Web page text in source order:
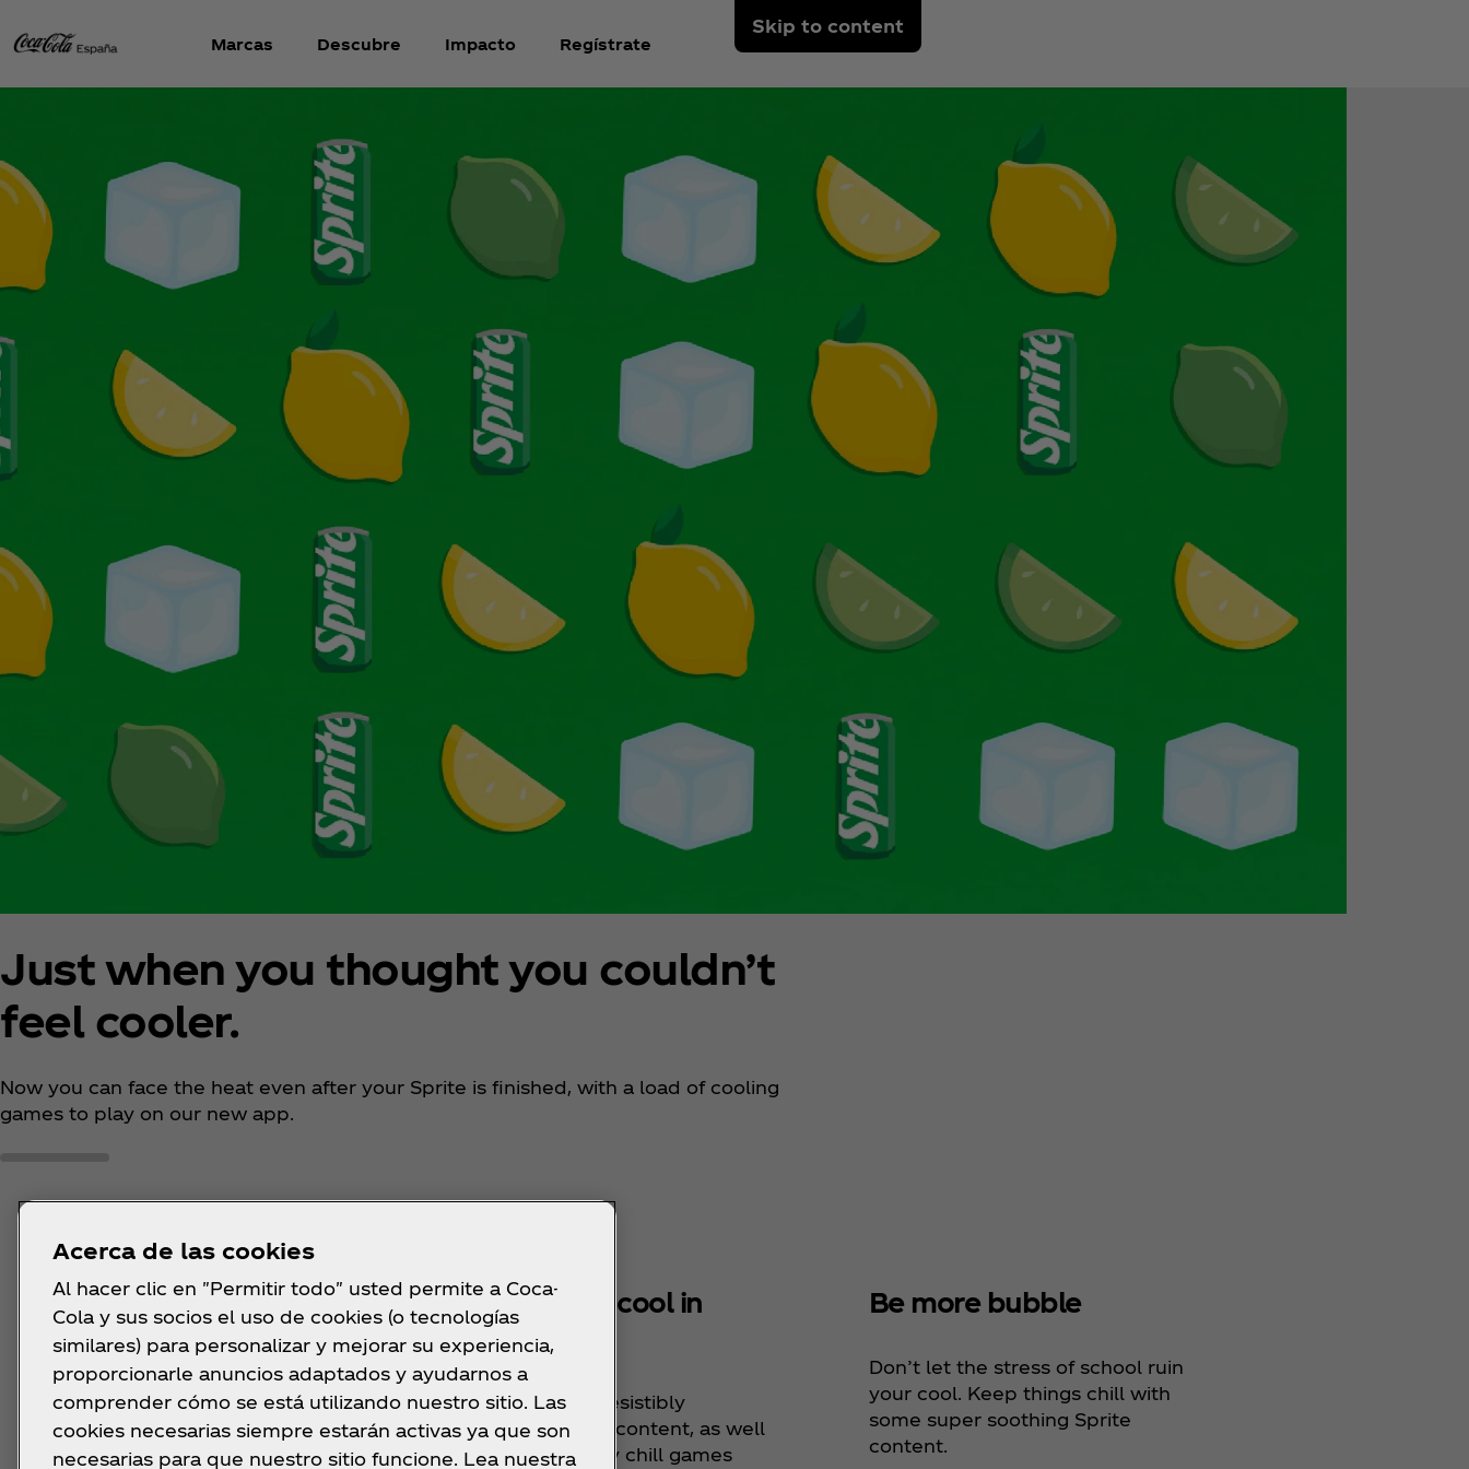
Skip to content
Marcas Descubre Impacto Regístrate
Just when you thought you couldn’t
feel cooler. ​
Now you can face the heat even after your Sprite is finished, with a load of cooling
games to play on our new app.
Turn your ARGHHHS
into AHHHHHS
Sprite’s here to help you stay
cool from end-of-semester heat,
with some pro tips from all
It’s nice and cool in
here.
With a load of irresistibly
refreshing Sprite content, as well
as some seriously chill games
Be more bubble
Don’t let the stress of school ruin
your cool. Keep things chill with
some super soothing Sprite
content.
Acerca de las cookies
Al hacer clic en "Permitir todo" usted permite a Coca-
Cola y sus socios el uso de cookies (o tecnologías
similares) para personalizar y mejorar su experiencia,
proporcionarle anuncios adaptados y ayudarnos a
comprender cómo se está utilizando nuestro sitio. Las
cookies necesarias siempre estarán activas ya que son
necesarias para que nuestro sitio funcione. Lea nuestra